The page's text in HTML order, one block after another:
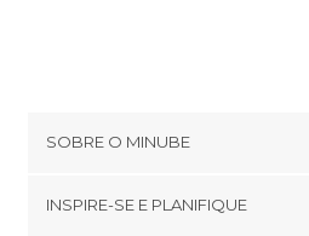
SOBRE O MINUBE
INSPIRE-SE E PLANIFIQUE